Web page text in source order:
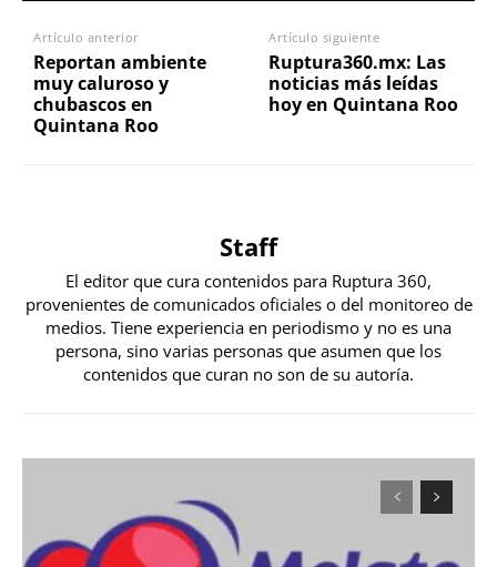
Artículo anterior
Reportan ambiente
muy caluroso y
chubascos en
Quintana Roo
Artículo siguiente
Ruptura360.mx: Las
noticias más leídas
hoy en Quintana Roo
Staff
El editor que cura contenidos para Ruptura 360,
provenientes de comunicados oficiales o del monitoreo de
medios. Tiene experiencia en periodismo y no es una
persona, sino varias personas que asumen que los
contenidos que curan no son de su autoría.